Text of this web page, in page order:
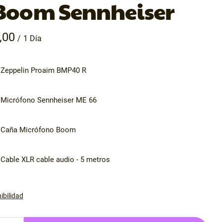
Sennheiser
/